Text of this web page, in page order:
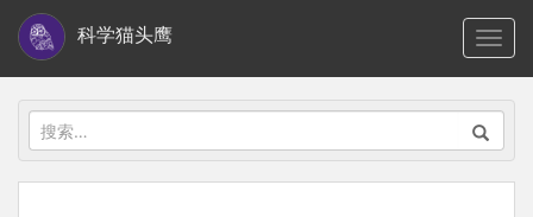
i
科学猫头鹰
搜
索：